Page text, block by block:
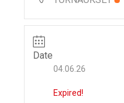
Date
04.06.26
Expired!